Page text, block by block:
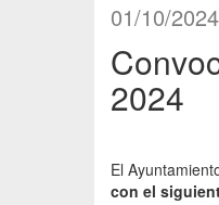
01/10/2024
2024
El
con el